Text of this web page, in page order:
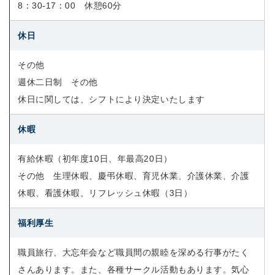
8：30-17：00 休憩60分
休日
その他
週休二日制 その他
休日に関しては、シフトにより決定いたします
休暇
有給休暇（初年度10日、年最高20日）
その他 生理休暇、慶弔休暇、育児休業、介護休業、介護
休暇、看護休暇、リフレッシュ休暇（3日）
福利厚生
職員旅行、大忘年会など職員間の親睦を深める行事がたく
さんあります。また、各種サークル活動もあります。気心